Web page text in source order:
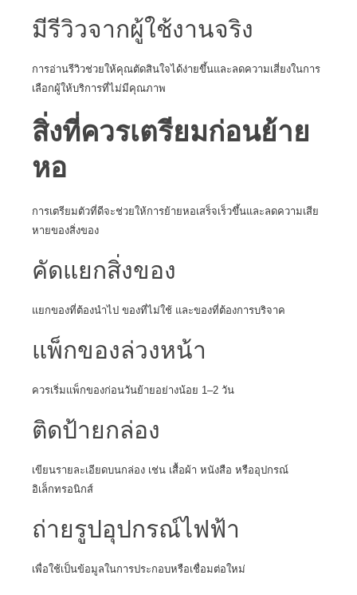
มีรีวิวจากผู้ใช้งานจริง
การอ่านรีวิวช่วยให้คุณตัดสินใจได้ง่ายขึ้นและลดความเสี่ยงในการ
เลือกผู้ให้บริการที่ไม่มีคุณภาพ
สิ่งที่ควรเตรียมก่อนย้าย
หอ
การเตรียมตัวที่ดีจะช่วยให้การย้ายหอเสร็จเร็วขึ้นและลดความเสีย
หายของสิ่งของ
คัดแยกสิ่งของ
แยกของที่ต้องนำไป ของที่ไม่ใช้ และของที่ต้องการบริจาค
แพ็กของล่วงหน้า
ควรเริ่มแพ็กของก่อนวันย้ายอย่างน้อย 1–2 วัน
ติดป้ายกล่อง
เขียนรายละเอียดบนกล่อง เช่น เสื้อผ้า หนังสือ หรืออุปกรณ์
อิเล็กทรอนิกส์
ถ่ายรูปอุปกรณ์ไฟฟ้า
เพื่อใช้เป็นข้อมูลในการประกอบหรือเชื่อมต่อใหม่